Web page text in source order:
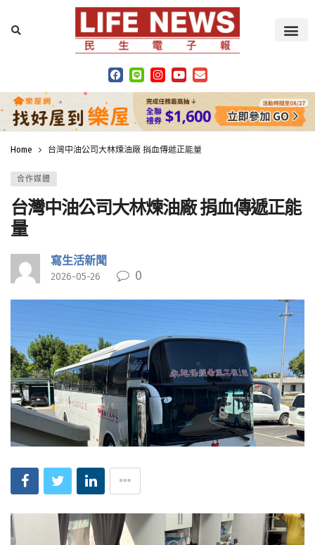
Home 台灣中油公司大林煉油廠 捐血傳遞正能量
合作媒體
台灣中油公司大林煉油廠 捐血傳遞正能
量
寫生活新聞
2026-05-26 0